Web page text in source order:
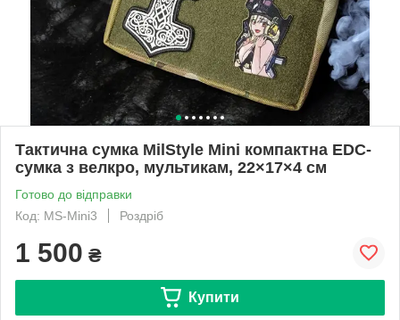
Тактична сумка MilStyle Mini компактна EDC-
сумка з велкро, мультикам, 22×17×4 см
Готово до відправки
Код: MS-Mini3
Роздріб
1 500 ₴
Купити